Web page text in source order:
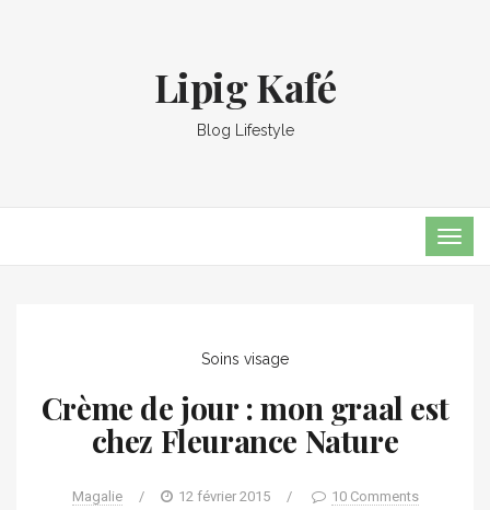
Lipig Kafé
Blog Lifestyle
Soins visage
Crème de jour : mon graal est
chez Fleurance Nature
Magalie / 12 février 2015 / 10 Comments